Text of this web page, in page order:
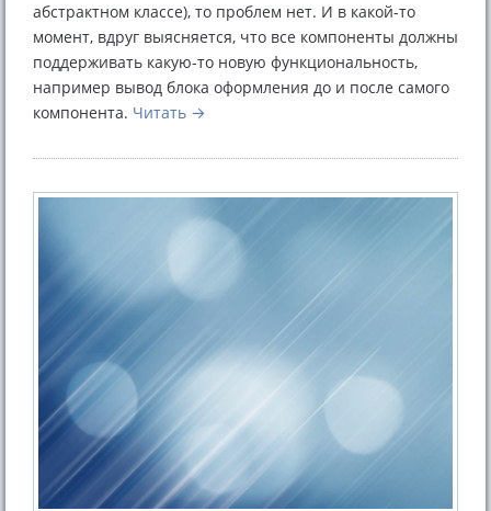
абстрактном классе), то проблем нет. И в какой-то
момент, вдруг выясняется, что все компоненты должны
поддерживать какую-то новую функциональность,
например вывод блока оформления до и после самого
компонента. Читать